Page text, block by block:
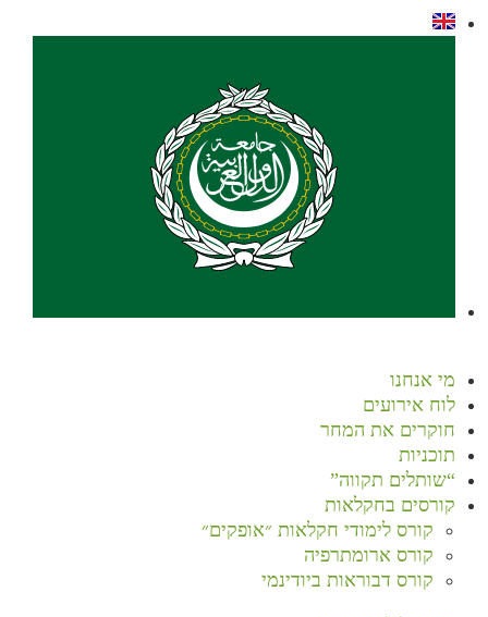
מי אנחנו
לוח אירועים
חוקרים את המחר
תוכניות
“שותלים תקווה”
קורסים בחקלאות
קורס לימודי חקלאות ״אופקים״
קורס ארומתרפיה
קורס דבוראות ביודינמי